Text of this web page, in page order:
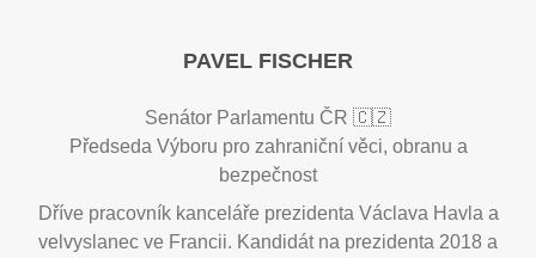
PAVEL FISCHER
Senátor Parlamentu ČR 🇨🇿
Předseda Výboru pro zahraniční věci, obranu a
bezpečnost
Dříve pracovník kanceláře prezidenta Václava Havla a
velvyslanec ve Francii. Kandidát na prezidenta 2018 a